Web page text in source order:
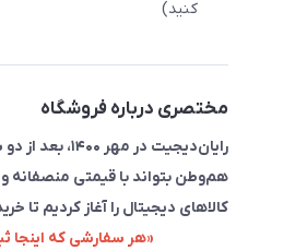
کنید)
مختصری درباره فروشگاه
رایان‌دیجیت
هم‌وطن بتواند با قیمتی منصفانه
کالاهای دیجیتال را آغاز کردیم تا
«هر سفارشی که اینجا